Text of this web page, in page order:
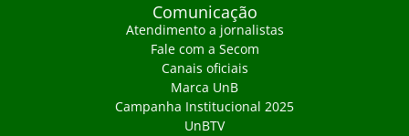
Comunicação
Atendimento a jornalistas
Fale com a Secom
Canais oficiais
Marca UnB
Campanha Institucional 2025
UnBTV